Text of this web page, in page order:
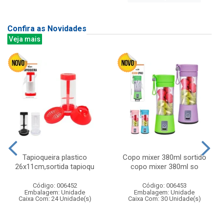
Confira as Novidades
Veja mais
Tapioqueira plastico
26x11cm,sortida tapioqu
Código: 006452
Embalagem: Unidade
Caixa Com: 24 Unidade(s)
Copo mixer 380ml sortido
copo mixer 380ml so
Código: 006453
Embalagem: Unidade
Caixa Com: 30 Unidade(s)